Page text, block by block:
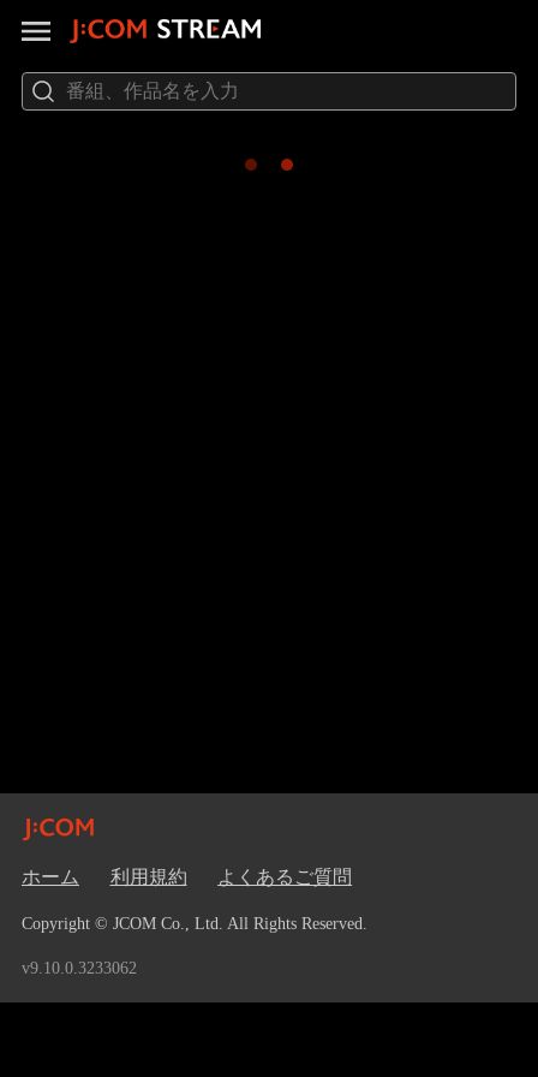
ホーム 利用規約 よくあるご質問
Copyright © JCOM Co., Ltd. All Rights Reserved.
v9.10.0.3233062